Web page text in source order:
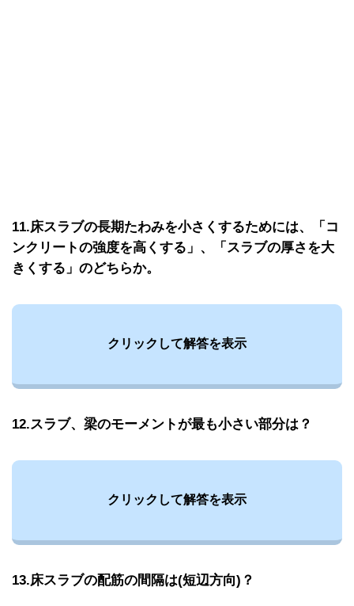
11.床スラブの長期たわみを小さくするためには、「コ
ンクリートの強度を高くする」、「スラブの厚さを大
きくする」のどちらか。
クリックして解答を表示
12.スラブ、梁のモーメントが最も小さい部分は？
クリックして解答を表示
13.床スラブの配筋の間隔は(短辺方向)？